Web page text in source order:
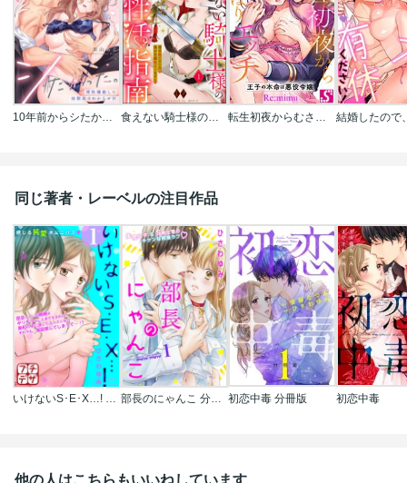
食えない騎士様のあまイキ性活指南 君の悦いところ､僕が全部教えてあげる(分冊版)
同じ著者・レーベルの注目作品
いけないS･E･X…! プチデザ 部長のにゃんこ 分冊版 初恋中毒 分冊版 初恋中毒
他の人はこちらもいいねしています